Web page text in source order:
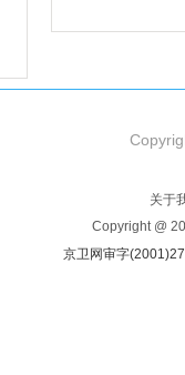
关于
Copyright @
京卫网审字